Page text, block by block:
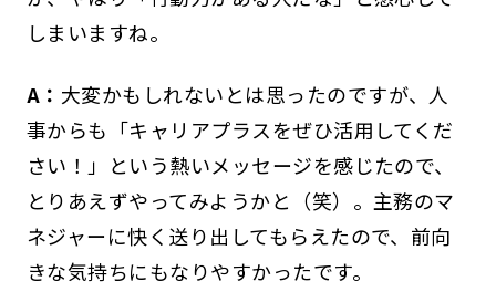
しまいますね。
A： 大変かもしれないとは思ったのですが、人
事からも「キャリアプラスをぜひ活用してくだ
さい！」という熱いメッセージを感じたので、
とりあえずやってみようかと（笑）。主務のマ
ネジャーに快く送り出してもらえたので、前向
きな気持ちにもなりやすかったです。